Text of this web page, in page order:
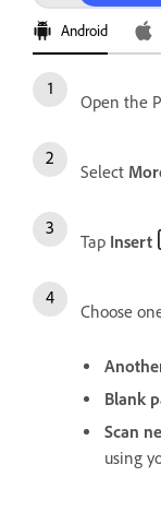
Android
Open the
Select
Tap Insert
Choose
Blank
Scan
using